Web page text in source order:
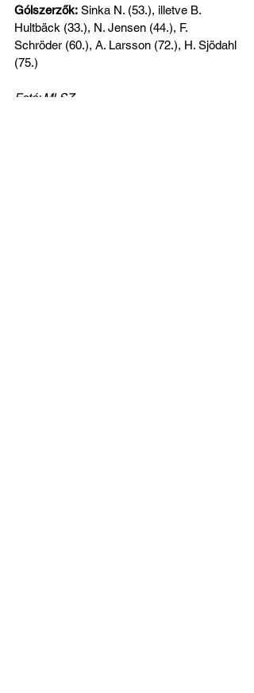
Gólszerzők: Sinka N. (53.), illetve B.
Hultbäck (33.), N. Jensen (44.), F.
Schröder (60.), A. Larsson (72.), H. Sjödahl
(75.)
Fotó: MLSZ